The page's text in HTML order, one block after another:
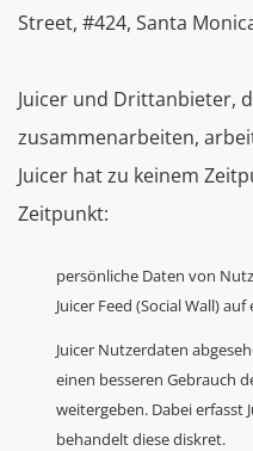
Street, #424, Santa
Juicer und Drittanbieter,
zusammenarbeiten,
Juicer hat zu keinem
Zeitpunkt:
persönliche Daten von
Juicer Feed (Social Wall)
Juicer Nutzerdaten
einen besseren Gebrauch
weitergeben. Dabei erfasst
behandelt diese diskret.